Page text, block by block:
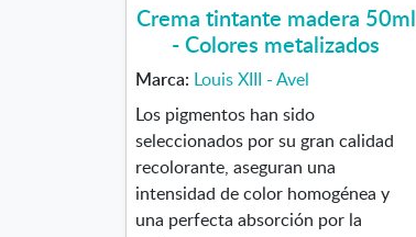
Crema tintante madera 50ml
- Colores metalizados
Marca: Louis XIII - Avel
Los pigmentos han sido
seleccionados por su gran calidad
recolorante, aseguran una
intensidad de color homogénea y
una perfecta absorción por la